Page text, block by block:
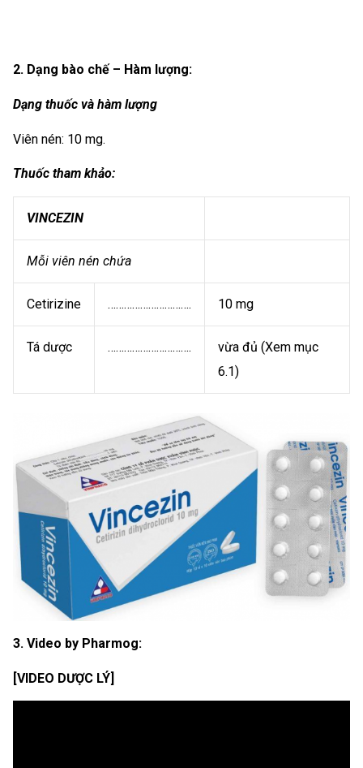
2. Dạng bào chế – Hàm lượng:
Dạng thuốc và hàm lượng
Viên nén: 10 mg.
Thuốc tham khảo:
VINCEZIN
Mỗi viên nén chứa
Cetirizine …………………………. 10 mg
Tá dược ………………………….
vừa đủ (Xem mục
6.1)
3. Video by Pharmog:
[VIDEO DƯỢC LÝ]